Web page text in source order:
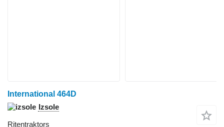
International 464D
Izsole
Riteņtraktors